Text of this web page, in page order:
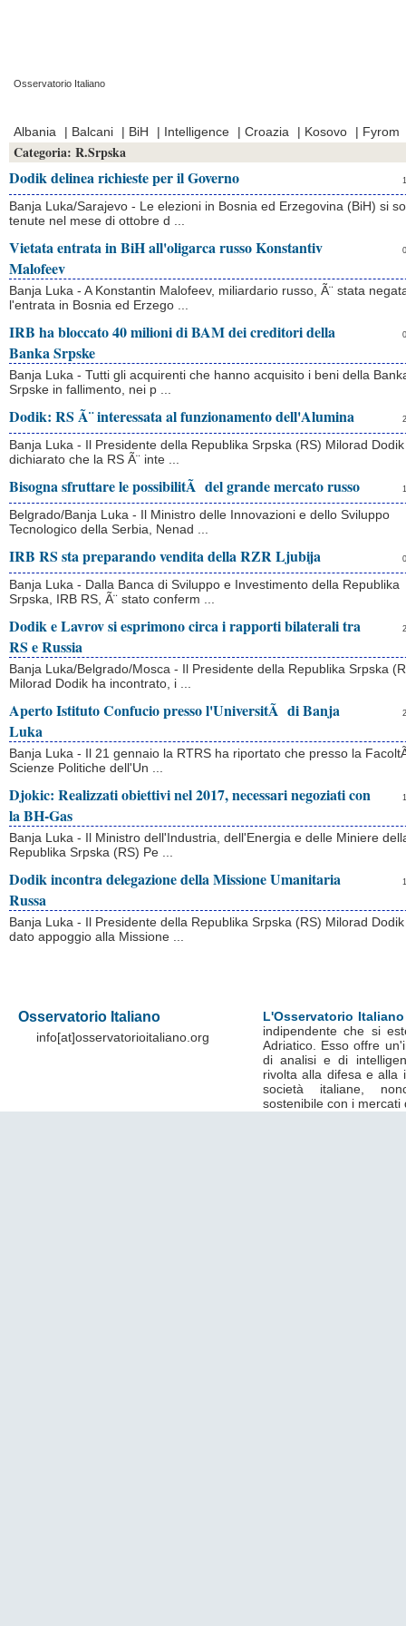
Osservatorio Italiano
Albania
| Balcani | BiH | Intelligence | Croazia | Kosovo | Fyrom
Categoria: R.Srpska
Dodik delinea richieste per il Governo
Banja Luka/Sarajevo - Le elezioni in Bosnia ed Erzegovina (BiH) si
tenute nel mese di ottobre d ...
Vietata entrata in BiH all'oligarca russo Konstantiv
Malofeev
Banja Luka - A Konstantin Malofeev, miliardario russo, Ã¨ stata
l'entrata in Bosnia ed Erzego ...
IRB ha bloccato 40 milioni di BAM dei creditori della
Banka Srpske
Banja Luka - Tutti gli acquirenti che hanno acquisito i beni della
Srpske in fallimento, nei p ...
Dodik: RS Ã¨ interessata al funzionamento dell'Alumina
Banja Luka - Il Presidente della Republika Srpska (RS) Milorad
dichiarato che la RS Ã¨ inte ...
Bisogna sfruttare le possibilitÃ del grande mercato russo
Belgrado/Banja Luka - Il Ministro delle Innovazioni e dello Sviluppo
Tecnologico della Serbia, Nenad ...
IRB RS sta preparando vendita della RZR Ljubija
Banja Luka - Dalla Banca di Sviluppo e Investimento della Republika
Srpska, IRB RS, Ã¨ stato conferm ...
Dodik e Lavrov si esprimono circa i rapporti bilaterali tra
RS e Russia
Banja Luka/Belgrado/Mosca - Il Presidente della Republika Srpska
Milorad Dodik ha incontrato, i ...
Aperto Istituto Confucio presso l'UniversitÃ di Banja
Luka
Banja Luka - Il 21 gennaio la RTRS ha riportato che presso la
Scienze Politiche dell'Un ...
Djokic: Realizzati obiettivi nel 2017, necessari negoziati con
la BH-Gas
Banja Luka - Il Ministro dell'Industria, dell'Energia e delle Miniere
Republika Srpska (RS) Pe ...
Dodik incontra delegazione della Missione Umanitaria
Russa
Banja Luka - Il Presidente della Republika Srpska (RS) Milorad
dato appoggio alla Missione ...
Osservatorio Italiano
info[at]osservatorioitaliano.org
L'Osservatorio Italiano
indipendente che si
Adriatico. Esso offre
di analisi e di
rivolta alla difesa e alla
società italiane,
sostenibile con i mercati